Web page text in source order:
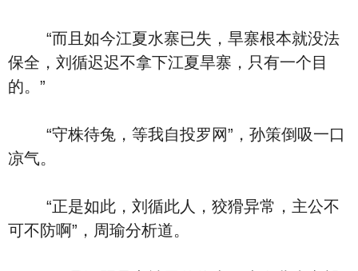
“而且如今江夏水寨已失，旱寨根本就没法
保全，刘循迟迟不拿下江夏旱寨，只有一个目
的。”
“守株待兔，等我自投罗网”，孙策倒吸一口
凉气。
“正是如此，刘循此人，狡猾异常，主公不
可不防啊”，周瑜分析道。